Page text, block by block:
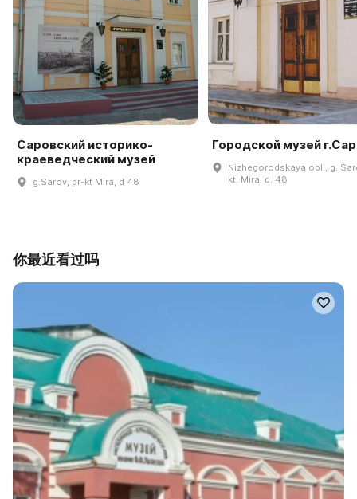
Саровский историко-
краеведческий музей
g.Sarov, pr-kt Mira, d 48
Городской музей
Nizhegorodskaya obl., g.
kt. Mira, d. 48
你最近看过吗